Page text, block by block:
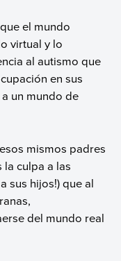
el mundo
virtual y lo
al autismo que
en sus
un mundo de
mismos padres
culpa a las
sus hijos!) que al
del mundo real